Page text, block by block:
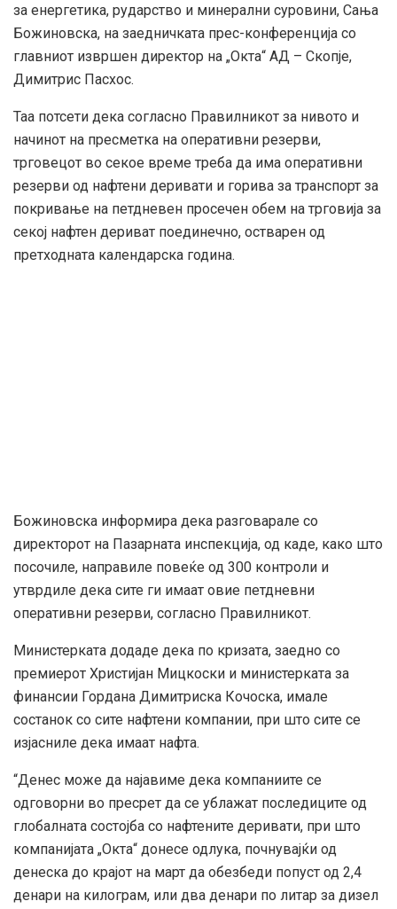
за енергетика, рударство и минерални суровини, Сања
Божиновска, на заедничката прес-конференција со
главниот извршен директор на „Окта“ АД – Скопје,
Димитрис Пасхос.
Таа потсети дека согласно Правилникот за нивото и
начинот на пресметка на оперативни резерви,
трговецот во секое време треба да има оперативни
резерви од нафтени деривати и горива за транспорт за
покривање на петдневен просечен обем на трговија за
секој нафтен дериват поединечно, остварен од
претходната календарска година.
Божиновска информира дека разговарале со
директорот на Пазарната инспекција, од каде, како што
посочиле, направиле повеќе од 300 контроли и
утврдиле дека сите ги имаат овие петдневни
оперативни резерви, согласно Правилникот.
Министерката додаде дека по кризата, заедно со
премиерот Христијан Мицкоски и министерката за
финансии Гордана Димитриска Кочоска, имале
состанок со сите нафтени компании, при што сите се
изјасниле дека имаат нафта.
“Денес може да најавиме дека компаниите се
одговорни во пресрет да се ублажат последиците од
глобалната состојба со нафтените деривати, при што
компанијата „Окта“ донесе одлука, почнувајќи од
денеска до крајот на март да обезбеди попуст од 2,4
денари на килограм, или два денари по литар за дизел